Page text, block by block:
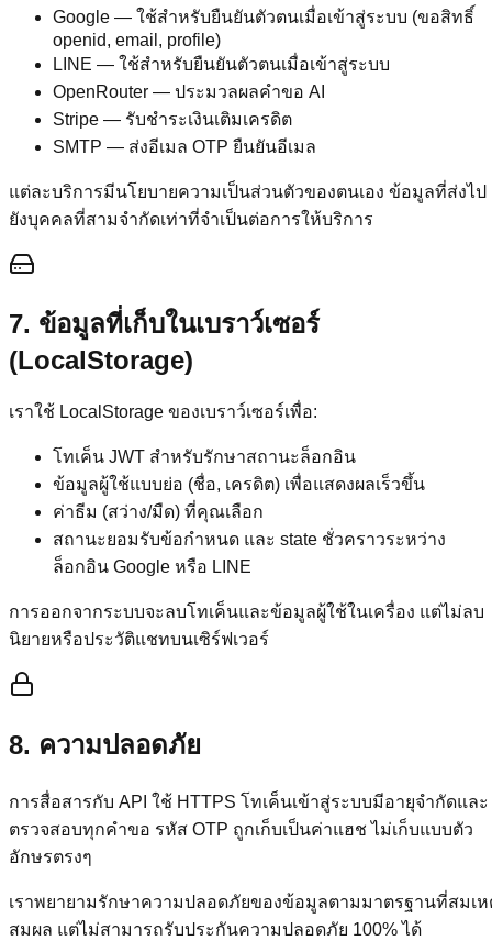
Google — ใช้สำหรับยืนยันตัวตนเมื่อเข้าสู่ระบบ (ขอสิทธิ์
openid, email, profile)
LINE — ใช้สำหรับยืนยันตัวตนเมื่อเข้าสู่ระบบ
OpenRouter — ประมวลผลคำขอ AI
Stripe — รับชำระเงินเติมเครดิต
SMTP — ส่งอีเมล OTP ยืนยันอีเมล
แต่ละบริการมีนโยบายความเป็นส่วนตัวของตนเอง ข้อมูลที่ส่งไป
ยังบุคคลที่สามจำกัดเท่าที่จำเป็นต่อการให้บริการ
7. ข้อมูลที่เก็บในเบราว์เซอร์
(LocalStorage)
เราใช้ LocalStorage ของเบราว์เซอร์เพื่อ:
โทเค็น JWT สำหรับรักษาสถานะล็อกอิน
ข้อมูลผู้ใช้แบบย่อ (ชื่อ, เครดิต) เพื่อแสดงผลเร็วขึ้น
ค่าธีม (สว่าง/มืด) ที่คุณเลือก
สถานะยอมรับข้อกำหนด และ state ชั่วคราวระหว่าง
ล็อกอิน Google หรือ LINE
การออกจากระบบจะลบโทเค็นและข้อมูลผู้ใช้ในเครื่อง แต่ไม่ลบ
นิยายหรือประวัติแชทบนเซิร์ฟเวอร์
8. ความปลอดภัย
การสื่อสารกับ API ใช้ HTTPS โทเค็นเข้าสู่ระบบมีอายุจำกัดและ
ตรวจสอบทุกคำขอ รหัส OTP ถูกเก็บเป็นค่าแฮช ไม่เก็บแบบตัว
อักษรตรงๆ
เราพยายามรักษาความปลอดภัยของข้อมูลตามมาตรฐานที่สมเห
สมผล แต่ไม่สามารถรับประกันความปลอดภัย 100% ได้